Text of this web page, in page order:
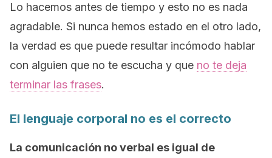
Lo hacemos antes de tiempo y esto no es nada
agradable. Si nunca hemos estado en el otro lado,
la verdad es que puede resultar incómodo hablar
con alguien que no te escucha y que no te deja
terminar las frases.
El lenguaje corporal no es el correcto
La comunicación no verbal es igual de